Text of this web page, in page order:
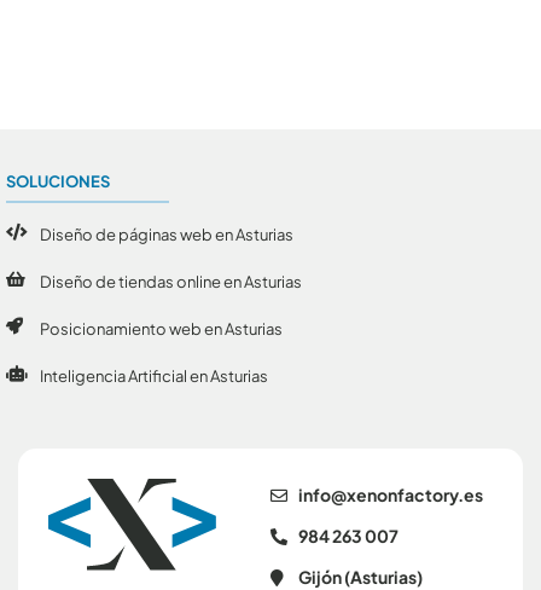
se.yrotcafnonex@ofni
984 263 007
Gijón (Asturias)
SOLUCIONES
Diseño de páginas web en Asturias
Diseño de tiendas online en Asturias
Posicionamiento web en Asturias
Inteligencia Artificial en Asturias